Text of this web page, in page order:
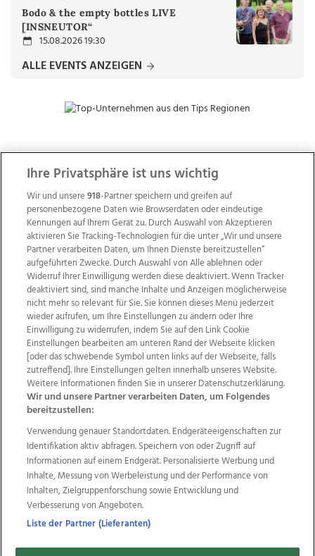
Bodo & the empty bottles LIVE
[INSNEUTOR“
15.08.2026 19:30
ALLE EVENTS ANZEIGEN
ZUR NACHRICHTENÜBERSICHT
Wir über uns Mediadaten Kontakt
Jobs
Datenschutz
Impressum
AGB Anzeigekunden
AGB Website
Ehrenkodex Politische Werbung
Weitere Angebote des Medienhauses Wimmer
TV1 di-mog-i.at OÖNow
Ischler Woche
Life Radio
OÖNachrichten
OÖN Immobilien
OÖN Karriere
OÖN Reise
Promenaden Galerien
Regionaljobs
wasistlos.at
Ihre Privatsphäre ist uns wichtig
Wir und unsere918-Partner speichern und greifen auf
personenbezogene Daten wie Browserdaten oder eindeutige
Kennungen auf Ihrem Gerät zu. Durch Auswahl von Akzeptieren
aktivieren Sie Tracking-Technologien für die unter „Wir und unsere
Partner verarbeiten Daten, um Ihnen Dienste bereitzustellen“
aufgeführten Zwecke. Durch Auswahl von Alle ablehnen oder
Widerruf Ihrer Einwilligung werden diese deaktiviert. Wenn Tracker
deaktiviert sind, sind manche Inhalte und Anzeigen möglicherweise
nicht mehr so relevant für Sie. Sie können dieses Menü jederzeit
wieder aufrufen, um Ihre Einstellungen zu ändern oder Ihre
Einwilligung zu widerrufen, indem Sie auf den Link Cookie
Einstellungen bearbeiten am unteren Rand der Webseite klicken
[oder das schwebende Symbol unten links auf der Webseite, falls
zutreffend]. Ihre Einstellungen gelten innerhalb unseres Website.
Weitere Informationen finden Sie in unserer Datenschutzerklärung.
Wir und unsere Partner verarbeiten Daten, um Folgendes
bereitzustellen:
Verwendung genauer Standortdaten. Endgeräteeigenschaften zur
Identifikation aktiv abfragen. Speichern von oder Zugriff auf
Informationen auf einem Endgerät. Personalisierte Werbung und
Inhalte, Messung von Werbeleistung und der Performance von
Inhalten, Zielgruppenforschung sowie Entwicklung und
Verbesserung von Angeboten.
Liste der Partner (Lieferanten)